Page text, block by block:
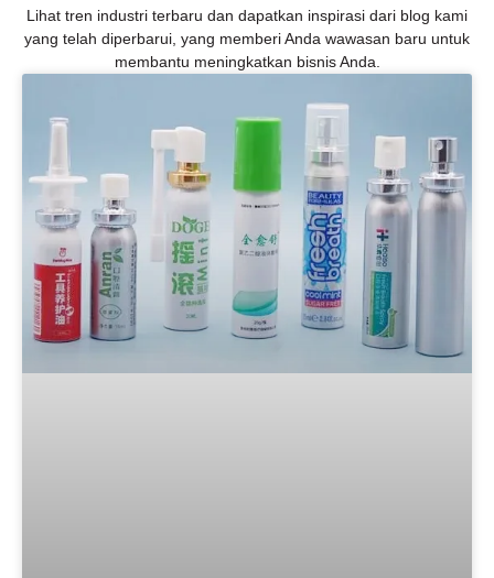
Lihat tren industri terbaru dan dapatkan inspirasi dari blog kami
yang telah diperbarui, yang memberi Anda wawasan baru untuk
membantu meningkatkan bisnis Anda.